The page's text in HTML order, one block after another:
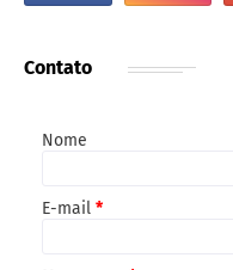
Contato
Nome
E-mail *